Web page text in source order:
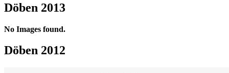
Döben 2013
No Images found.
Döben 2012